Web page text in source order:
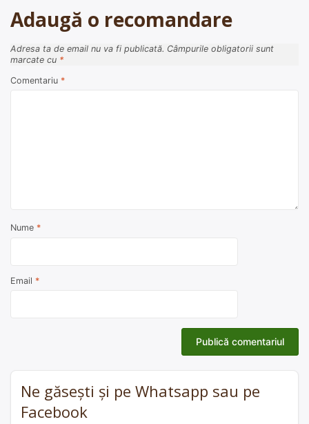
Adaugă o recomandare
Adresa ta de email nu va fi publicată. Câmpurile obligatorii sunt
marcate cu *
Comentariu *
Nume *
Email *
Ne găsești și pe Whatsapp sau pe
Facebook